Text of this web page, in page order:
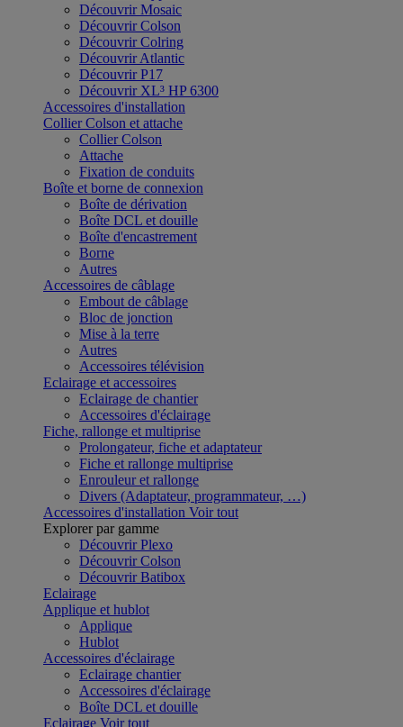
Découvrir Mosaic
Découvrir Colson
Découvrir Colring
Découvrir Atlantic
Découvrir P17
Découvrir XL³ HP 6300
Accessoires d'installation
Collier Colson et attache
Collier Colson
Attache
Fixation de conduits
Boîte et borne de connexion
Boîte de dérivation
Boîte DCL et douille
Boîte d'encastrement
Borne
Autres
Accessoires de câblage
Embout de câblage
Bloc de jonction
Mise à la terre
Autres
Accessoires télévision
Eclairage et accessoires
Eclairage de chantier
Accessoires d'éclairage
Fiche, rallonge et multiprise
Prolongateur, fiche et adaptateur
Fiche et rallonge multiprise
Enrouleur et rallonge
Divers (Adaptateur, programmateur, …)
Accessoires d'installation Voir tout
Explorer par gamme
Découvrir Plexo
Découvrir Colson
Découvrir Batibox
Eclairage
Applique et hublot
Applique
Hublot
Accessoires d'éclairage
Eclairage chantier
Accessoires d'éclairage
Boîte DCL et douille
Eclairage Voir tout